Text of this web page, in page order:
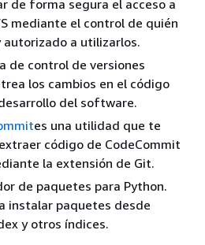
de forma segura el acceso a
mediante el control de quién
a utilizarlos.
de control de versiones
los cambios en el código
del software.
es una utilidad que te
código de CodeCommit
la extensión de Git.
de paquetes para Python.
instalar paquetes desde
y otros índices.